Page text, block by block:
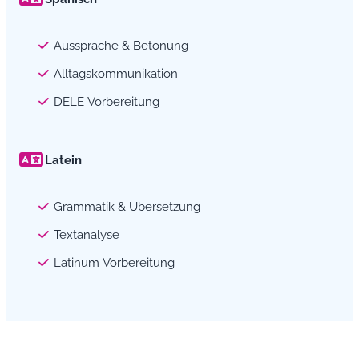
Aussprache & Betonung
Alltagskommunikation
DELE Vorbereitung
Latein
Grammatik & Übersetzung
Textanalyse
Latinum Vorbereitung